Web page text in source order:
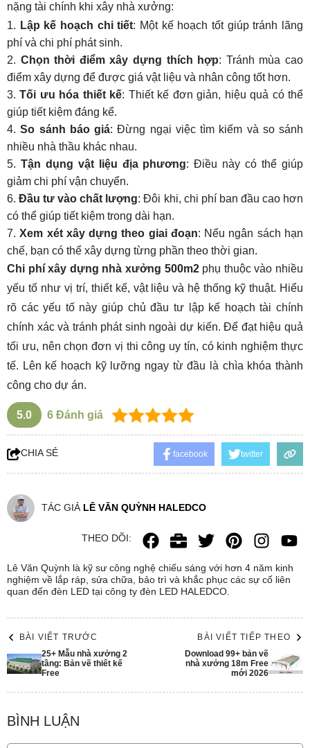
nặng tài chính khi xây nhà xưởng:
Lập kế hoạch chi tiết: Một kế hoạch tốt giúp tránh lãng
phí và chi phí phát sinh.
Chọn thời điểm xây dựng thích hợp: Tránh mùa cao
điểm xây dựng để được giá vật liệu và nhân công tốt hơn.
Tối ưu hóa thiết kế: Thiết kế đơn giản, hiệu quả có thể
giúp tiết kiệm đáng kể.
So sánh báo giá: Đừng ngại việc tìm kiếm và so sánh
nhiều nhà thầu khác nhau.
Tận dụng vật liệu địa phương: Điều này có thể giúp
giảm chi phí vận chuyển.
Đầu tư vào chất lượng: Đôi khi, chi phí ban đầu cao hơn
có thể giúp tiết kiệm trong dài hạn.
Xem xét xây dựng theo giai đoạn: Nếu ngân sách hạn
chế, bạn có thể xây dựng từng phần theo thời gian.
Chi phí xây dựng nhà xưởng 500m2phụ thuộc vào nhiều
yếu tố như vị trí, thiết kế, vật liệu và hệ thống kỹ thuật. Hiểu
rõ các yếu tố này giúp chủ đầu tư lập kế hoạch tài chính
chính xác và tránh phát sinh ngoài dự kiến. Để đạt hiệu quả
tối ưu, nên chọn đơn vị thi công uy tín, có kinh nghiệm thực
tế. Lên kế hoạch kỹ lưỡng ngay từ đầu là chìa khóa thành
công cho dự án.
5.0 6 Đánh giá
CHIA SẺ facebook twitter
TÁC GIẢ LÊ VĂN QUỲNH HALEDCO
THEO DÕI:
Lê Văn Quỳnh là kỹ sư công nghệ chiếu sáng với hơn 4 năm kinh
nghiệm về lắp ráp, sửa chữa, bảo trì và khắc phục các sự cố liên
quan đến đèn LED tại công ty đèn LED HALEDCO.
BÀI VIẾT TRƯỚC
25+ Mẫu nhà xưởng 2
tầng: Bản vẽ thiết kế
Free
BÀI VIẾT TIẾP THEO
Download 99+ bản vẽ
nhà xưởng 18m Free
mới 2026
BÌNH LUẬN